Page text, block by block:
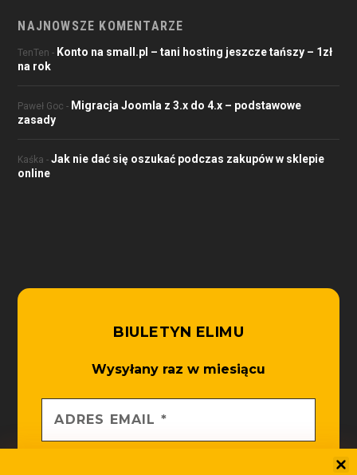
NAJNOWSZE KOMENTARZE
TenTen - Konto na small.pl – tani hosting jeszcze tańszy – 1zł
na rok
Paweł Goc - Migracja Joomla z 3.x do 4.x – podstawowe
zasady
Kaśka -Jak nie dać się oszukać podczas zakupów w sklepie
online
BIULETYN ELIMU
Wysyłany raz w miesiącu